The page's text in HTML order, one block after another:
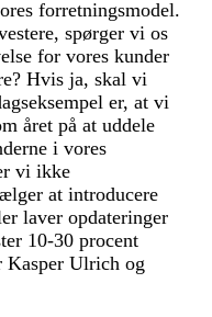
forretningsmodel.
spørger vi os
for vores kunder
Hvis ja, skal vi
er, at vi
året på at uddele
i vores
vi ikke
at introducere
laver opdateringer
10-30 procent
Kasper Ulrich og